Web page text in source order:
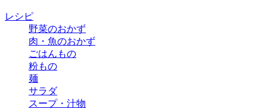
レシピ
野菜のおかず
肉・魚のおかず
ごはんもの
粉もの
麺
サラダ
スープ・汁物